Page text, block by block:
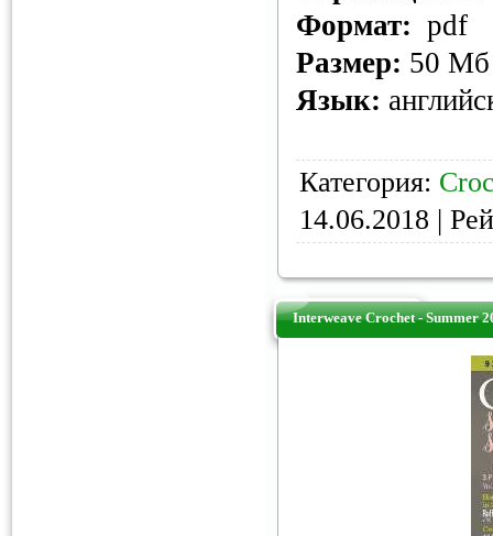
Формат: pdf
Размер: 50 Мб
Язык:
Категория:
14.06.2018 |
Interweave Crochet - Summer